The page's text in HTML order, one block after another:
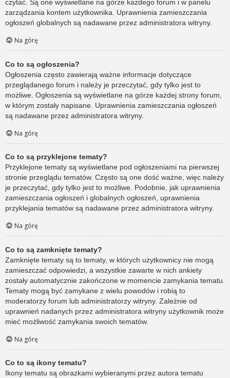
czytać. Są one wyświetlane na górze każdego forum i w panelu
zarządzania kontem użytkownika. Uprawnienia zamieszczania
ogłoszeń globalnych są nadawane przez administratora witryny.
Na górę
Co to są ogłoszenia?
Ogłoszenia często zawierają ważne informacje dotyczące
przeglądanego forum i należy je przeczytać, gdy tylko jest to
możliwe. Ogłoszenia są wyświetlane na górze każdej strony forum,
w którym zostały napisane. Uprawnienia zamieszczania ogłoszeń
są nadawane przez administratora witryny.
Na górę
Co to są przyklejone tematy?
Przyklejone tematy są wyświetlane pod ogłoszeniami na pierwszej
stronie przeglądu tematów. Często są one dość ważne, więc należy
je przeczytać, gdy tylko jest to możliwe. Podobnie, jak uprawnienia
zamieszczania ogłoszeń i globalnych ogłoszeń, uprawnienia
przyklejania tematów są nadawane przez administratora witryny.
Na górę
Co to są zamknięte tematy?
Zamknięte tematy są to tematy, w których użytkownicy nie mogą
zamieszczać odpowiedzi, a wszystkie zawarte w nich ankiety
zostały automatycznie zakończone w momencie zamykania tematu.
Tematy mogą być zamykane z wielu powodów i robią to
moderatorzy forum lub administratorzy witryny. Zależnie od
uprawnień nadanych przez administratora witryny użytkownik może
mieć możliwość zamykania swoich tematów.
Na górę
Co to są ikony tematu?
Ikony tematu są obrazkami wybieranymi przez autora tematu